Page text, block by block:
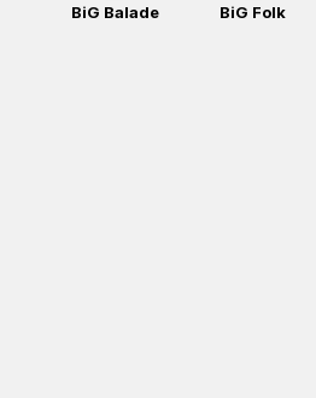
BiG Balade BiG Folk